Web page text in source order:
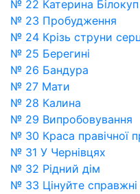
№ 22 Катерина
№ 23 Пробудження
№ 24 Крізь струни
№ 25 Берегині
№ 26 Бандура
№ 27 Мати
№ 28 Калина
№ 29 Випробовування
№ 30 Краса правічної
№ 31 У Чернівцях
№ 32 Рідний дім
№ 33 Цінуйте справжні